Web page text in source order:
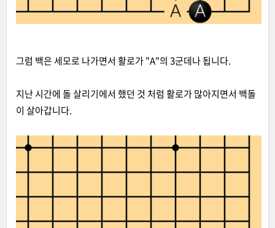
그럼 백은 세모로 나가면서 활로가 "A"의 3군데나 됩니다.
지난 시간에 돌 살리기에서 했던 것 처럼 활로가 많아지면서 백돌
이 살아갑니다.